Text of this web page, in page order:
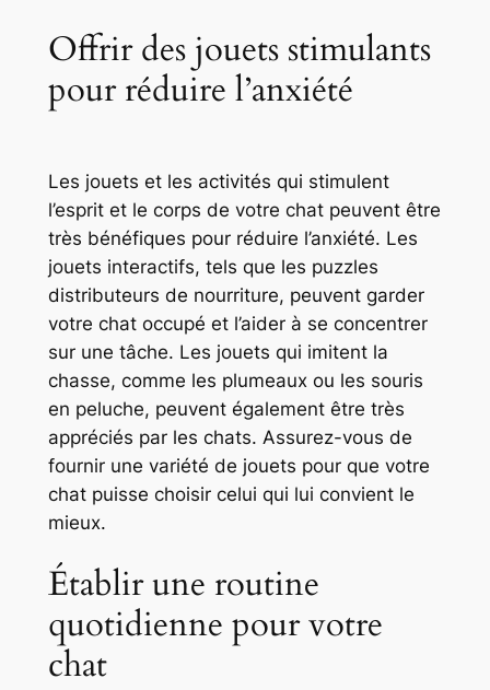
Offrir des jouets stimulants
pour réduire l’anxiété
Les jouets et les activités qui stimulent
l’esprit et le corps de votre chat peuvent être
très bénéfiques pour réduire l’anxiété. Les
jouets interactifs, tels que les puzzles
distributeurs de nourriture, peuvent garder
votre chat occupé et l’aider à se concentrer
sur une tâche. Les jouets qui imitent la
chasse, comme les plumeaux ou les souris
en peluche, peuvent également être très
appréciés par les chats. Assurez-vous de
fournir une variété de jouets pour que votre
chat puisse choisir celui qui lui convient le
mieux.
Établir une routine
quotidienne pour votre
chat